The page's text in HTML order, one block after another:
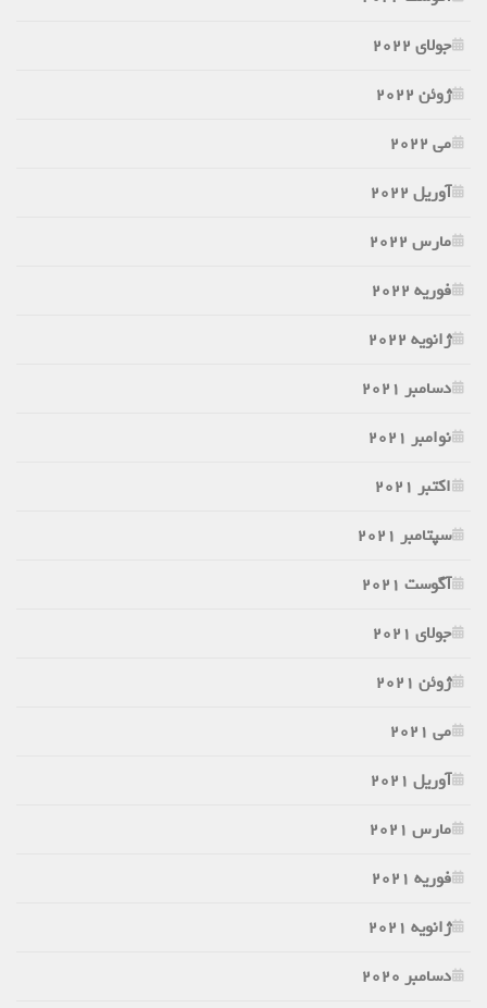
جولای 2022
ژوئن 2022
می 2022
آوریل 2022
مارس 2022
فوریه 2022
ژانویه 2022
دسامبر 2021
نوامبر 2021
اکتبر 2021
سپتامبر 2021
آگوست 2021
جولای 2021
ژوئن 2021
می 2021
آوریل 2021
مارس 2021
فوریه 2021
ژانویه 2021
دسامبر 2020